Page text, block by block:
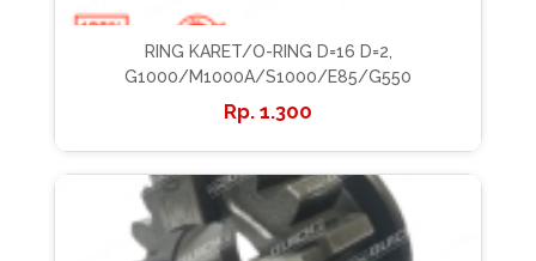
RING KARET/O-RING D=16 D=2,
G1000/M1000A/S1000/E85/G550
1.300